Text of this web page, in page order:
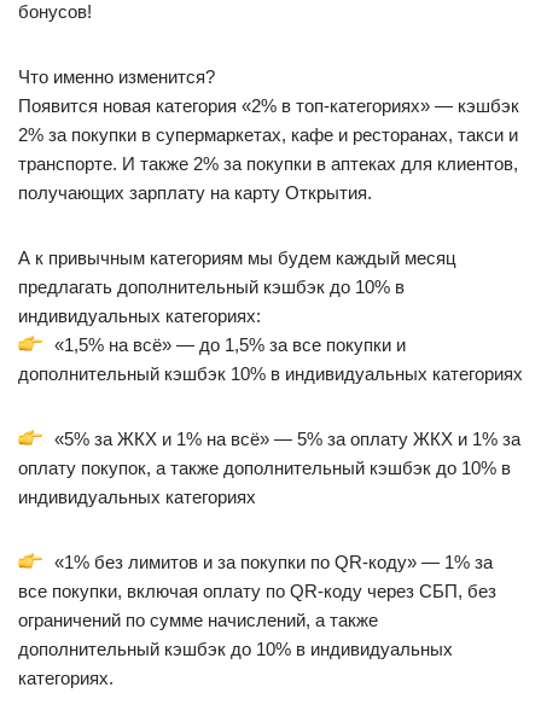
бонусов!
Что именно изменится?
Появится новая категория «2% в топ-категориях» — кэшбэк
2% за покупки в супермаркетах, кафе и ресторанах, такси и
транспорте. И также 2% за покупки в аптеках для клиентов,
получающих зарплату на карту Открытия.
А к привычным категориям мы будем каждый месяц
предлагать дополнительный кэшбэк до 10% в
индивидуальных категориях:
«1,5% на всё» — до 1,5% за все покупки и
дополнительный кэшбэк 10% в индивидуальных категориях
«5% за ЖКХ и 1% на всё» — 5% за оплату ЖКХ и 1% за
оплату покупок, а также дополнительный кэшбэк до 10% в
индивидуальных категориях
«1% без лимитов и за покупки по QR-коду» — 1% за
все покупки, включая оплату по QR-коду через СБП, без
ограничений по сумме начислений, а также
дополнительный кэшбэк до 10% в индивидуальных
категориях.